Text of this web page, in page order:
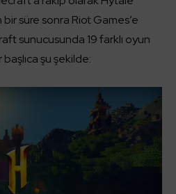
bir süre sonra Riot Games’e
sunucusunda 19 farklı oyun
şu şekilde: